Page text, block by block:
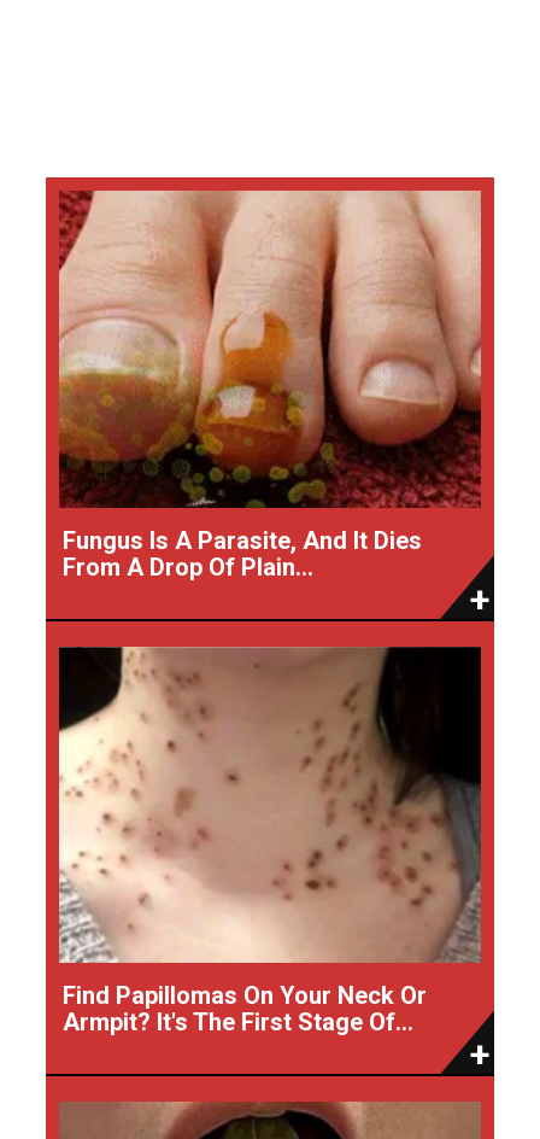
Fungus Is A Parasite, And It Dies
From A Drop Of Plain...
Find Papillomas On Your Neck Or
Armpit? It's The First Stage Of...